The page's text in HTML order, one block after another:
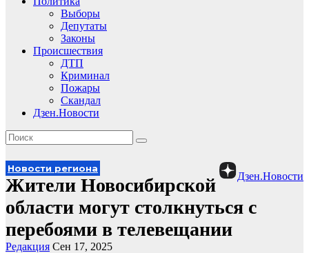
Выборы
Депутаты
Законы
Происшествия
ДТП
Криминал
Пожары
Скандал
Дзен.Новости
Дзен.Новости
Новости региона
Жители Новосибирской
области могут столкнуться с
перебоями в телевещании
Редакция Сен 17, 2025